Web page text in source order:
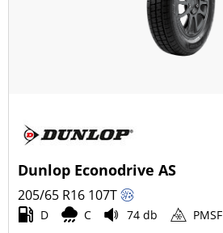
Dunlop Econodrive AS
205/65 R16 107T
D C 74 db PMSF